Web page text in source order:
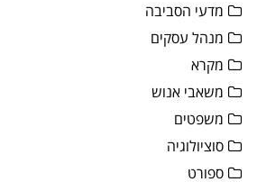
מדעי הסביבה
מנהל עסקים
מקרא
משאבי אנוש
משפטים
סוציולוגיה
ספורט